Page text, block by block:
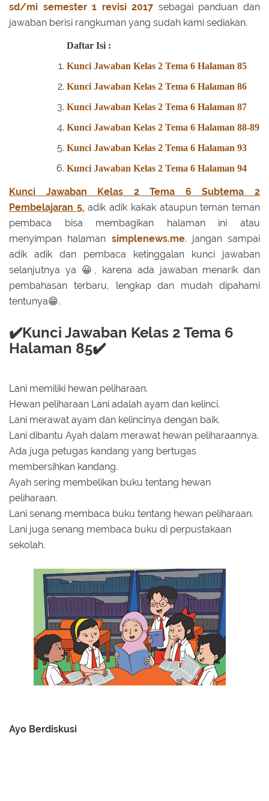
sd/mi semester 1 revisi 2017 sebagai panduan dan
jawaban berisi rangkuman yang sudah kami sediakan.
Daftar Isi :
Kunci Jawaban Kelas 2 Tema 6 Halaman 85
Kunci Jawaban Kelas 2 Tema 6 Halaman 86
Kunci Jawaban Kelas 2 Tema 6 Halaman 87
Kunci Jawaban Kelas 2 Tema 6 Halaman 88-89
Kunci Jawaban Kelas 2 Tema 6 Halaman 93
Kunci Jawaban Kelas 2 Tema 6 Halaman 94
Kunci Jawaban Kelas 2 Tema 6 Subtema 2
Pembelajaran 5. adik adik kakak ataupun teman teman
pembaca bisa membagikan halaman ini atau
menyimpan halaman simplenews.me. jangan sampai
adik adik dan pembaca ketinggalan kunci jawaban
selanjutnya ya 😀, karena ada jawaban menarik dan
pembahasan terbaru, lengkap dan mudah dipahami
tentunya😁.
✔️Kunci Jawaban Kelas 2 Tema 6
Halaman 85✔️
Lani memiliki hewan peliharaan.
Hewan peliharaan Lani adalah ayam dan kelinci.
Lani merawat ayam dan kelincinya dengan baik.
Lani dibantu Ayah dalam merawat hewan peliharaannya.
Ada juga petugas kandang yang bertugas
membersihkan kandang.
Ayah sering membelikan buku tentang hewan
peliharaan.
Lani senang membaca buku tentang hewan peliharaan.
Lani juga senang membaca buku di perpustakaan
sekolah.
Ayo Berdiskusi